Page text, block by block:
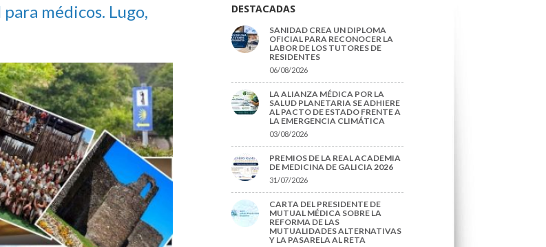
médicos. Lugo,
DESTACADAS
SANIDAD CREA UN DIPLOMA
OFICIAL PARA RECONOCER LA
LABOR DE LOS TUTORES DE
RESIDENTES
06/08/2026
LA ALIANZA MÉDICA POR LA
SALUD PLANETARIA SE ADHIERE
AL PACTO DE ESTADO FRENTE A
LA EMERGENCIA CLIMÁTICA
03/08/2026
PREMIOS DE LA REAL ACADEMIA
DE MEDICINA DE GALICIA 2026
31/07/2026
CARTA DEL PRESIDENTE DE
MUTUAL MÉDICA SOBRE LA
REFORMA DE LAS
MUTUALIDADES ALTERNATIVAS
Y LA PASARELA AL RETA